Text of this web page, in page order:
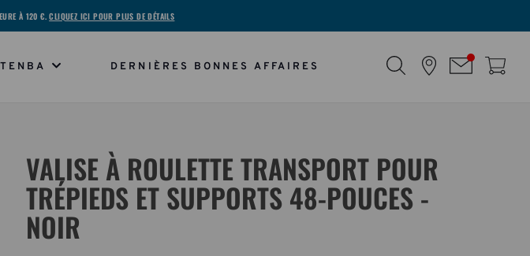
À 120 €.CLIQUEZ ICI POUR PLUS DE DÉTAILS
DERNIÈRES BONNES AFFAIRES
VALISE À ROULETTE TRANSPORT POUR
TRÉPIEDS ET SUPPORTS 48-POUCES -
NOIR